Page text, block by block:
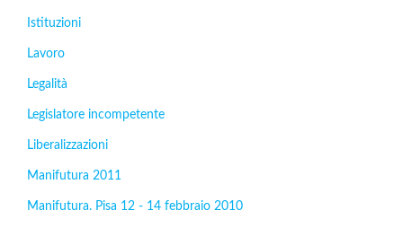
Istituzioni
Lavoro
Legalità
Legislatore incompetente
Liberalizzazioni
Manifutura 2011
Manifutura. Pisa 12 - 14 febbraio 2010